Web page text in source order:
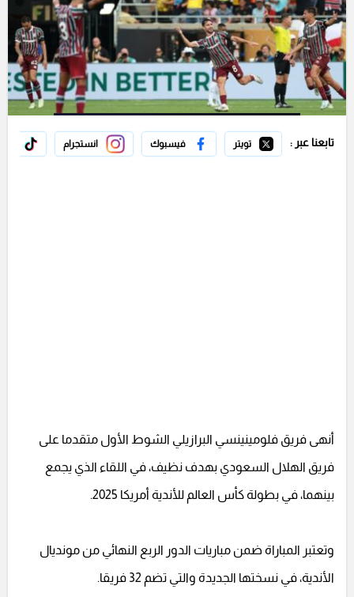
تابعنا عبر : تويتر فيسبوك انستجرام
أنهى فريق فلومينينسي البرازيلي الشوط الأول متقدما على
فريق الهلال السعودي بهدف نظيف، في اللقاء الذي يجمع
بينهما، في بطولة كأس العالم للأندية أمريكا 2025.
وتعتبر المباراة ضمن مباريات الدور الربع النهائي من مونديال
الأندية، في نسختها الجديدة والتي تضم 32 فريقا.